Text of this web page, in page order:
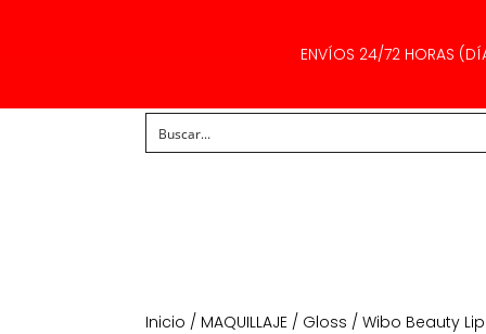
ENVÍOS 24/72 HORAS
Inicio / MAQUILLAJE / Gloss / Wibo Beauty